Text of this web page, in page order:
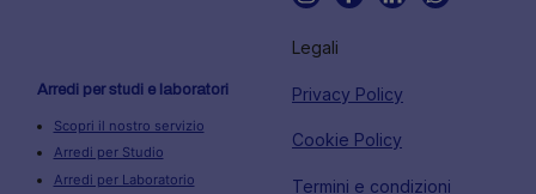
Arredi per studi e laboratori
Scopri il nostro servizio
Arredi per Studio
Arredi per Laboratorio
Legali
Privacy Policy
Cookie Policy
Termini e condizioni